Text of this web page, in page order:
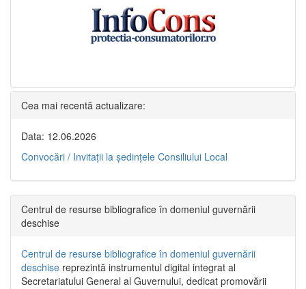
Cea mai recentă actualizare:
Data: 12.06.2026
Convocări / Invitaţii la şedinţele Consiliului Local
Centrul de resurse bibliografice în domeniul guvernării
deschise
Centrul de resurse bibliografice în domeniul guvernării
deschise reprezintă instrumentul digital integrat al
Secretariatului General al Guvernului, dedicat promovării